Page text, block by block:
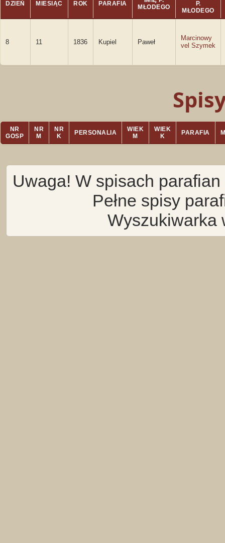
DZIEŃ MIESIĄC ROK PARAFIA
MŁODEGO
P.
MŁODEGO
8 11 1836 Kupiel Paweł
Marcinowy
vel Szymek
NR
GOSP
NR
M
NR
K
PERSONALIA
WIEK
M
WIEK
K
PARAFIA
Uwaga! W spisach
Pełne spisy
Wyszukiwarka